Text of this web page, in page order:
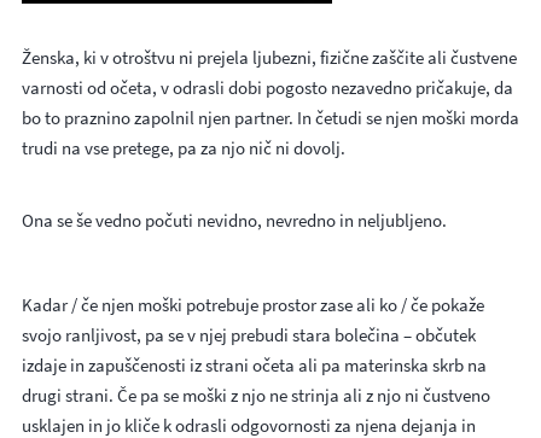
Ženska, ki v otroštvu ni prejela ljubezni, fizične zaščite ali čustvene
varnosti od očeta, v odrasli dobi pogosto nezavedno pričakuje, da
bo to praznino zapolnil njen partner. In četudi se njen moški morda
trudi na vse pretege, pa za njo nič ni dovolj.
Ona se še vedno počuti nevidno, nevredno in neljubljeno.
Kadar / če njen moški potrebuje prostor zase ali ko / če pokaže
svojo ranljivost, pa se v njej prebudi stara bolečina – občutek
izdaje in zapuščenosti iz strani očeta ali pa materinska skrb na
drugi strani. Če pa se moški z njo ne strinja ali z njo ni čustveno
usklajen in jo kliče k odrasli odgovornosti za njena dejanja in